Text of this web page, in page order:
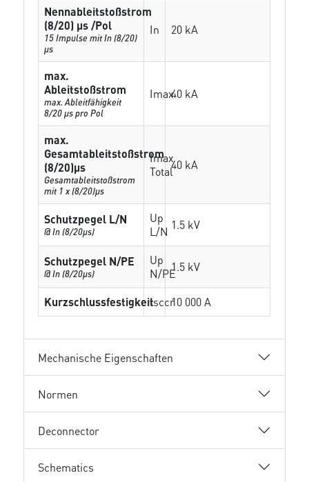
Nennableitstoßstrom
(8/20) µs /Pol
15 Impulse mit In (8/20)
µs
In 20 kA
max.
Ableitstoßstrom
max. Ableitfähigkeit
8/20 µs pro Pol
Imax40 kA
max.
Gesamtableitstoßstrom
(8/20)µs
Gesamtableitstoßstrom
mit 1 x (8/20)µs
Imax
Total40 kA
Schutzpegel L/N
@ In (8/20µs)
Up
L/N 1.5 kV
Schutzpegel N/PE
@ In (8/20µs)
Up
N/PE1.5 kV
KurzschlussfestigkeitIsccr10 000 A
Mechanische Eigenschaften
Normen
Deconnector
Schematics